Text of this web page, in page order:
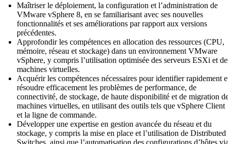
Maîtriser le déploiement, la configuration et l’administration de
VMware vSphere 8, en se familiarisant avec ses nouvelles
fonctionnalités et ses améliorations par rapport aux versions
précédentes.
Approfondir les compétences en allocation des ressources (CPU,
mémoire, réseau et stockage) dans un environnement VMware
vSphere, y compris l’utilisation optimisée des serveurs ESXi et
machines virtuelles.
Acquérir les compétences nécessaires pour identifier rapidement
résoudre efficacement les problèmes de performance, de
connectivité, de stockage, de haute disponibilité et de migration
machines virtuelles, en utilisant des outils tels que vSphere Client
et la ligne de commande.
Développer une expertise en gestion avancée du réseau et du
stockage, y compris la mise en place et l’utilisation de Distributed
Switches, ainsi que l’automatisation des configurations d’hôtes